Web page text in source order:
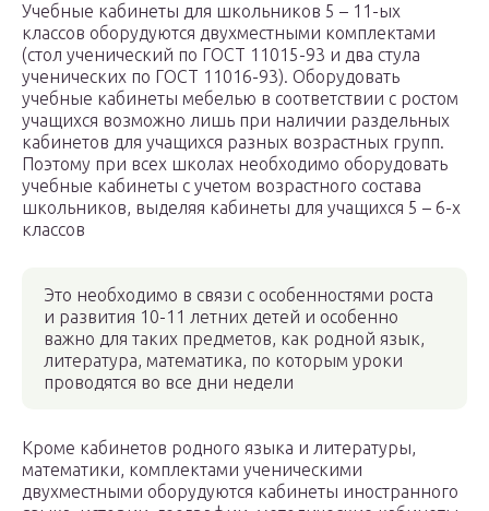
Учебные кабинеты для школьников 5 – 11-ых
классов оборудуются двухместными комплектами
(стол ученический по ГОСТ 11015-93 и два стула
ученических по ГОСТ 11016-93). Оборудовать
учебные кабинеты мебелью в соответствии с ростом
учащихся возможно лишь при наличии раздельных
кабинетов для учащихся разных возрастных групп.
Поэтому при всех школах необходимо оборудовать
учебные кабинеты с учетом возрастного состава
школьников, выделяя кабинеты для учащихся 5 – 6-х
классов
Это необходимо в связи с особенностями роста
и развития 10-11 летних детей и особенно
важно для таких предметов, как родной язык,
литература, математика, по которым уроки
проводятся во все дни недели
Кроме кабинетов родного языка и литературы,
математики, комплектами ученическими
двухместными оборудуются кабинеты иностранного